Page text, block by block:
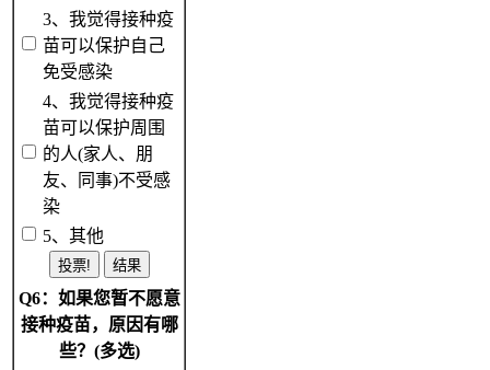
3、我觉得接种疫
苗可以保护自己
免受感染
4、我觉得接种疫
苗可以保护周围
的人(家人、朋
友、同事)不受感
染
5、其他
Q6：如果您暂不愿意
接种疫苗，原因有哪
些？(多选)